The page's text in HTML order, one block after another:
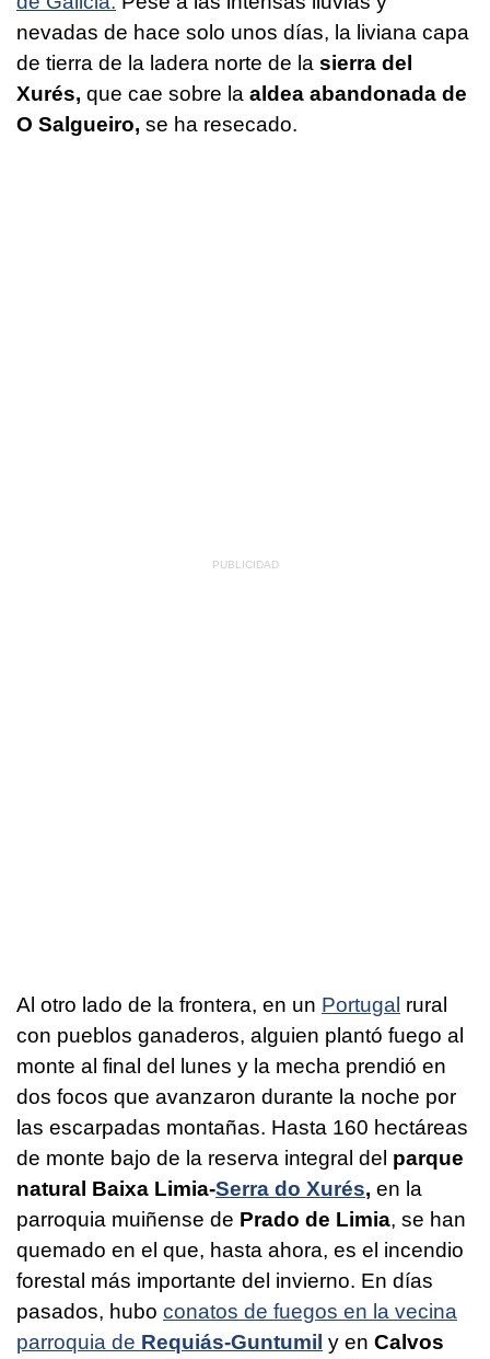
nevadas de hace solo unos días, la liviana capa
de tierra de la ladera norte de la sierra del
Xurés, que cae sobre la aldea abandonada de
O Salgueiro, se ha resecado.
Al otro lado de la frontera, en un Portugal rural
con pueblos ganaderos, alguien plantó fuego al
monte al final del lunes y la mecha prendió en
dos focos que avanzaron durante la noche por
las escarpadas montañas. Hasta 160 hectáreas
de monte bajo de la reserva integral del parque
natural Baixa Limia-Serra do Xurés, en la
parroquia muiñense de Prado de Limia, se han
quemado en el que, hasta ahora, es el incendio
forestal más importante del invierno. En días
pasados, hubo conatos de fuegos en la vecina
parroquia de Requiás-Guntumil y en Calvos